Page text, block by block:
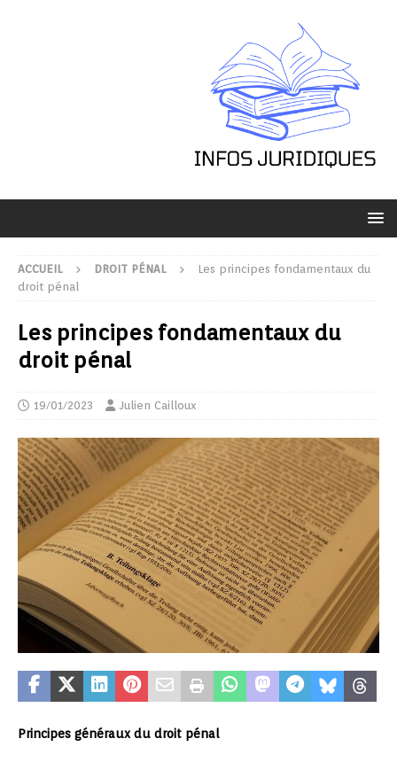
ACCUEIL DROIT PÉNAL
Les principes fondamentaux du
droit pénal
Les principes fondamentaux du
droit pénal
19/01/2023 Julien Cailloux
Principes généraux du droit pénal